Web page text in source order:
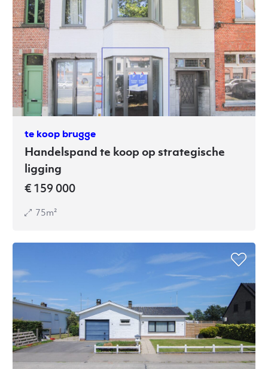
te koop brugge
Handelspand te koop op strategische
ligging
€ 159 000
75m²